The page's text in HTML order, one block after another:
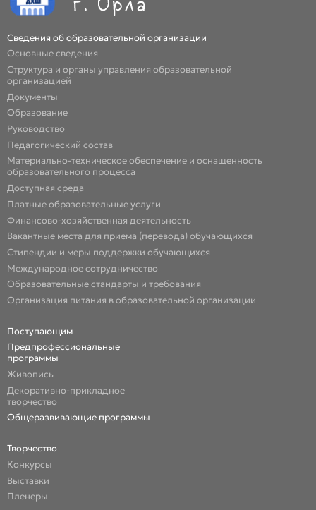
Сведения об образовательной организации
Основные сведения
Структура и органы управления образовательной
организацией
Документы
Образование
Руководство
Педагогический состав
Материально-техническое обеспечение и оснащенность
образовательного процесса
Доступная среда
Платные образовательные услуги
Финансово-хозяйственная деятельность
Вакантные места для приема (перевода) обучающихся
Стипендии и меры поддержки обучающихся
Международное сотрудничество
Образовательные стандарты и требования
Организация питания в образовательной организации
Поступающим
Предпрофессиональные
программы
Живопись
Декоративно-прикладное
творчество
Общеразвивающие программы
Творчество
Конкурсы
Выставки
Пленеры